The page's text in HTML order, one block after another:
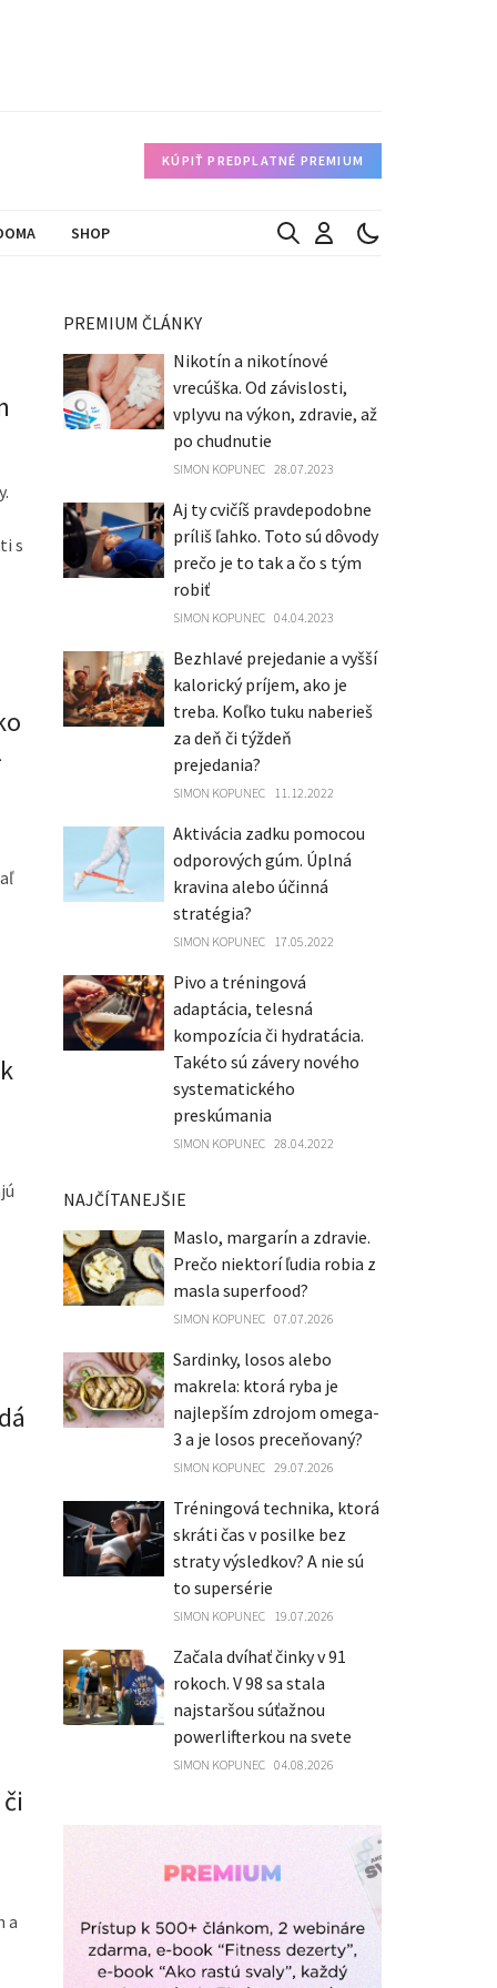
KÚPIŤ PREDPLATNÉ PREMIUM
SHOP
s
a
PREMIUM ČLÁNKY
Nikotín a nikotínové
vrecúška. Od závislosti,
vplyvu na výkon, zdravie, až
po chudnutie
SIMON KOPUNEC 28.07.2023
Aj ty cvičíš pravdepodobne
príliš ľahko. Toto sú dôvody
prečo je to tak a čo s tým
robiť
SIMON KOPUNEC 04.04.2023
Bezhlavé prejedanie a vyšší
kalorický príjem, ako je
treba. Koľko tuku naberieš
za deň či týždeň
prejedania?
SIMON KOPUNEC 11.12.2022
Aktivácia zadku pomocou
odporových gúm. Úplná
kravina alebo účinná
stratégia?
SIMON KOPUNEC 17.05.2022
Pivo a tréningová
adaptácia, telesná
kompozícia či hydratácia.
Takéto sú závery nového
systematického
preskúmania
SIMON KOPUNEC 28.04.2022
NAJČÍTANEJŠIE
Maslo, margarín a zdravie.
Prečo niektorí ľudia robia z
masla superfood?
SIMON KOPUNEC 07.07.2026
Sardinky, losos alebo
makrela: ktorá ryba je
najlepším zdrojom omega-
3 a je losos preceňovaný?
SIMON KOPUNEC 29.07.2026
Tréningová technika, ktorá
skráti čas v posilke bez
straty výsledkov? A nie sú
to supersérie
SIMON KOPUNEC 19.07.2026
Začala dvíhať činky v 91
rokoch. V 98 sa stala
najstaršou súťažnou
powerlifterkou na svete
SIMON KOPUNEC 04.08.2026